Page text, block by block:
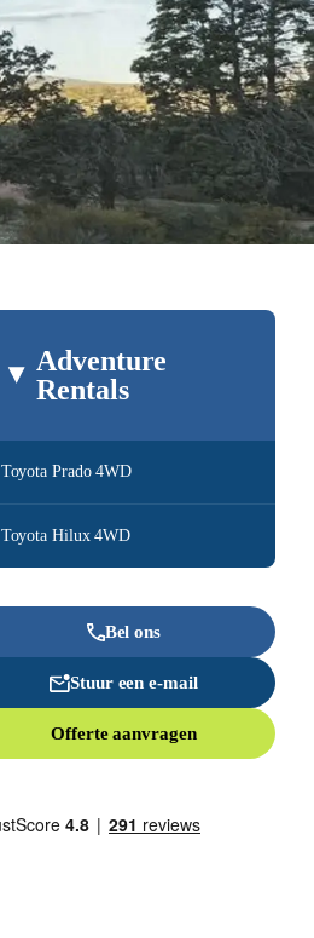
Adventure
Rentals
Toyota Prado 4WD
Toyota Hilux 4WD
Bel ons
Stuur een e-mail
Offerte aanvragen